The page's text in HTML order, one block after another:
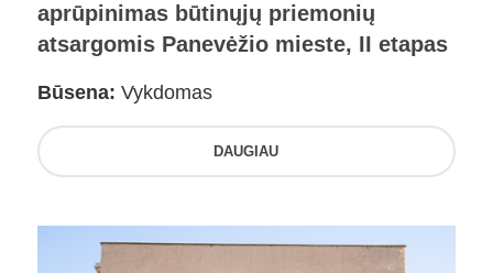
aprūpinimas būtinųjų priemonių
atsargomis Panevėžio mieste, II etapas
Būsena: Vykdomas
DAUGIAU